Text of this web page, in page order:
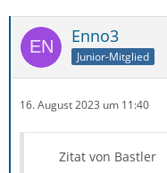
Enno3
Junior-Mitglied
16. August 2023 um 11:40
Zitat von Bastler